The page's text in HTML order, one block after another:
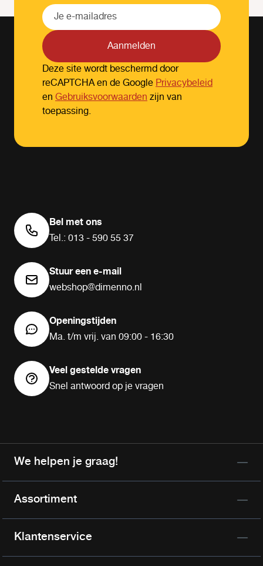
Aanmelden
Deze site wordt beschermd door
reCAPTCHA en de GooglePrivacybeleid
en Gebruiksvoorwaardenzijn van
toepassing.
Bel met ons
Tel.: 013 - 590 55 37
Stuur een e-mail
webshop@dimenno.nl
Openingstijden
Ma. t/m vrij. van 09:00 - 16:30
Veel gestelde vragen
Snel antwoord op je vragen
We helpen je graag!
Assortiment
Klantenservice